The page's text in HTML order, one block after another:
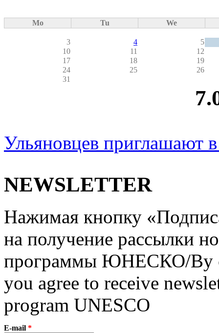
Mo Tu We
3 4
5
10
11
12
17
18
19
24
25
26
31
Ульяновцев приглашают
NEWSLETTER
Нажимая кнопку
на получение рассылки
программы ЮНЕСКО/By
you agree to receive
program UNESCO
E-mail *